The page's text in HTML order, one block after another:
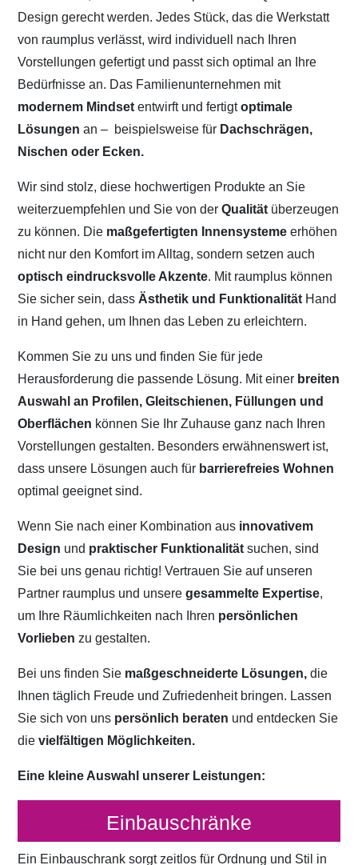
Design gerecht werden. Jedes Stück, das die Werkstatt
von raumplus verlässt, wird individuell nach Ihren
Vorstellungen gefertigt und passt sich optimal an Ihre
Bedürfnisse an. Das Familienunternehmen mit
modernem Mindset entwirft und fertigtoptimale
Lösungen an – beispielsweise für Dachschrägen,
Nischen oder Ecken.
Wir sind stolz, diese hochwertigen Produkte an Sie
weiterzuempfehlen und Sie von derQualität überzeugen
zu können. Die maßgefertigten Innensystemeerhöhen
nicht nur den Komfort im Alltag, sondern setzen auch
optisch eindrucksvolle Akzente. Mit raumplus können
Sie sicher sein, dass Ästhetik und Funktionalität Hand
in Hand gehen, um Ihnen das Leben zu erleichtern.
Kommen Sie zu uns und finden Sie für jede
Herausforderung die passende Lösung. Mit einer breiten
Auswahl an Profilen, Gleitschienen, Füllungen und
Oberflächen können Sie Ihr Zuhause ganz nach Ihren
Vorstellungen gestalten. Besonders erwähnenswert ist,
dass unsere Lösungen auch für barrierefreies Wohnen
optimal geeignet sind.
Wenn Sie nach einer Kombination aus innovativem
Design und praktischer Funktionalitätsuchen, sind
Sie bei uns genau richtig! Vertrauen Sie auf unseren
Partner raumplus und unseregesammelte Expertise,
um Ihre Räumlichkeiten nach Ihren persönlichen
Vorliebenzu gestalten.
Bei uns finden Sie maßgeschneiderte Lösungen, die
Ihnen täglich Freude und Zufriedenheit bringen. Lassen
Sie sich von uns persönlich beraten und entdecken Sie
dievielfältigen Möglichkeiten.
Eine kleine Auswahl unserer Leistungen:
Einbauschränke
Ein Einbauschrank sorgt zeitlos für Ordnung und Stil in